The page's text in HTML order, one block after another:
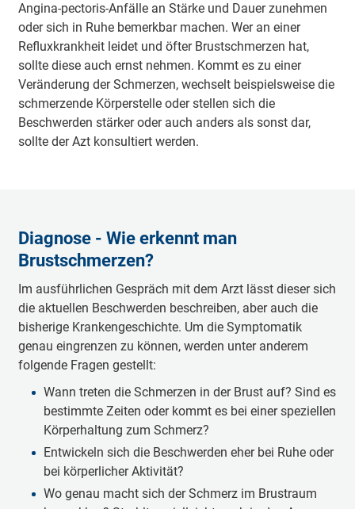
Angina-pectoris-Anfälle an Stärke und Dauer zunehmen
oder sich in Ruhe bemerkbar machen. Wer an einer
Refluxkrankheit leidet und öfter Brustschmerzen hat,
sollte diese auch ernst nehmen. Kommt es zu einer
Veränderung der Schmerzen, wechselt beispielsweise die
schmerzende Körperstelle oder stellen sich die
Beschwerden stärker oder auch anders als sonst dar,
sollte der Azt konsultiert werden.
Diagnose - Wie erkennt man
Brustschmerzen?
Im ausführlichen Gespräch mit dem Arzt lässt dieser sich
die aktuellen Beschwerden beschreiben, aber auch die
bisherige Krankengeschichte. Um die Symptomatik
genau eingrenzen zu können, werden unter anderem
folgende Fragen gestellt:
Wann treten die Schmerzen in der Brust auf? Sind es
bestimmte Zeiten oder kommt es bei einer speziellen
Körperhaltung zum Schmerz?
Entwickeln sich die Beschwerden eher bei Ruhe oder
bei körperlicher Aktivität?
Wo genau macht sich der Schmerz im Brustraum